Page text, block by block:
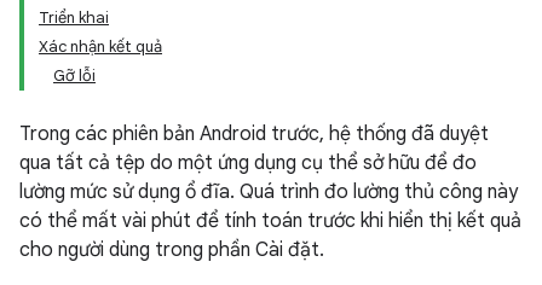
Triển khai
Xác nhận kết quả
Gỡ lỗi
Trong các phiên bản Android trước, hệ thống đã duyệt
qua tất cả tệp do một ứng dụng cụ thể sở hữu để đo
lường mức sử dụng ổ đĩa. Quá trình đo lường thủ công này
có thể mất vài phút để tính toán trước khi hiển thị kết quả
cho người dùng trong phần Cài đặt.